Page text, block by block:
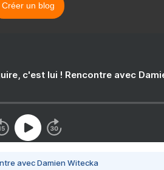
Créer un blog
c'est lui ! Rencontre avec
avec Damien Witecka